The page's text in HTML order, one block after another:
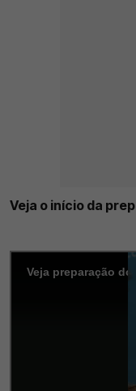
Veja o início da